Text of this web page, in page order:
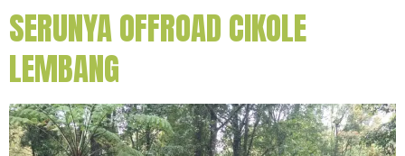
SERUNYA OFFROAD CIKOLE
LEMBANG